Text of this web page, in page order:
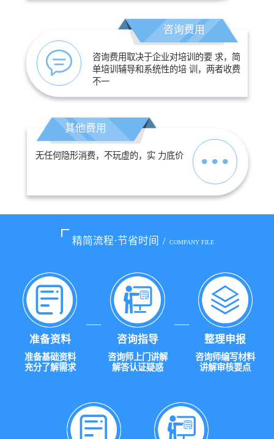
咨询费用
咨询费用取决于企业对培训的要 求，简
单培训辅导和系统性的培 训，两者收费
不一
其他费用
无任何隐形消费，不玩虚的，实 力底价
精简流程·节省时间 / COMPANY FILE
准备资料
准备基础资料
充分了解需求
咨询指导
咨询师上门讲解
解答认证疑惑
整理申报
咨询师编写材料
讲解审核要点